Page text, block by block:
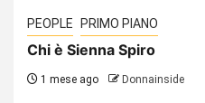
PEOPLE PRIMO PIANO
Chi è Sienna Spiro
1 mese ago Donnainside